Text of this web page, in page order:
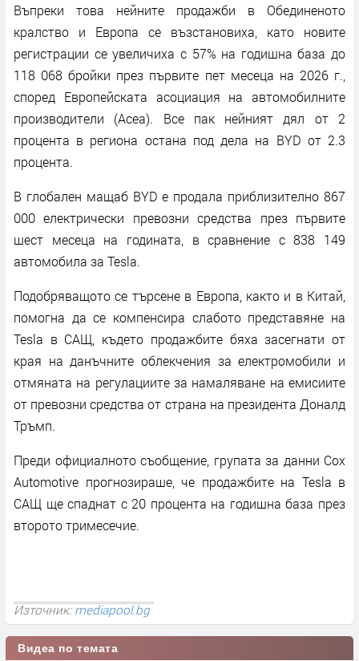
Въпреки това нейните продажби в Обединеното
кралство и Европа се възстановиха, като новите
регистрации се увеличиха с 57% на годишна база до
118 068 бройки през първите пет месеца на 2026 г.,
според Европейската асоциация на автомобилните
производители (Acea). Все пак нейният дял от 2
процента в региона остана под дела на BYD от 2.3
процента.
В глобален мащаб BYD е продала приблизително 867
000 електрически превозни средства през първите
шест месеца на годината, в сравнение с 838 149
автомобила за Tesla.
Подобряващото се търсене в Европа, както и в Китай,
помогна да се компенсира слабото представяне на
Tesla в САЩ, където продажбите бяха засегнати от
края на данъчните облекчения за електромобили и
отмяната на регулациите за намаляване на емисиите
от превозни средства от страна на президента Доналд
Тръмп.
Преди официалното съобщение, групата за данни Cox
Automotive прогнозираше, че продажбите на Tesla в
САЩ ще спаднат с 20 процента на годишна база през
второто тримесечие.
Източник:mediapool.bg
Видеа по темата